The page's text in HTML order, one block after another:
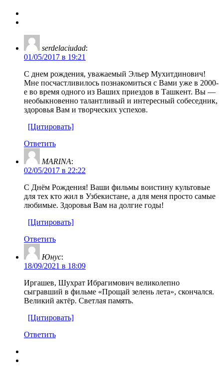
serdelaciudad:
01/05/2017 в 19:21
С днем рождения, уважаемый Эльер Мухитдинович!
Мне посчастливилось познакомиться с Вами уже в 2000-
е во время одного из Ваших приездов в Ташкент. Вы —
необыкновенно талантливый и интересный собеседник,
здоровья Вам и творческих успехов.
[Цитировать]
Ответить
MARINA:
02/05/2017 в 22:22
С Днём Рождения! Ваши фильмы воистину культовые
для тех кто жил в Узбекистане, а для меня просто самые
любимые. Здоровья Вам на долгие годы!
[Цитировать]
Ответить
Юнус:
18/09/2021 в 18:09
Иргашев, Шухрат Ибрагимович великолепно
сыгравший в фильме «Прощай зелень лета», скончался.
Великий актёр. Светлая память.
[Цитировать]
Ответить